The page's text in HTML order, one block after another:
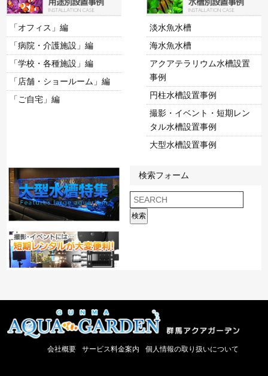
「オフィス」編
「病院・介護施設」編
「学校・各種施設」編
「店舗・ショールーム」編
「ご自宅」編
淡水魚水槽
海水魚水槽
アクアテラリウム水槽設置
事例
円柱水槽設置事例
撮影・イベント・短期レン
タル水槽設置事例
大型水槽設置事例
検索フォーム
検索
会社概要 サービス料金案内 個人情報の取り扱いについて